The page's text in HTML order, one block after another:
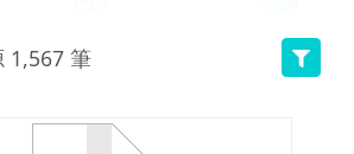
1,567 筆